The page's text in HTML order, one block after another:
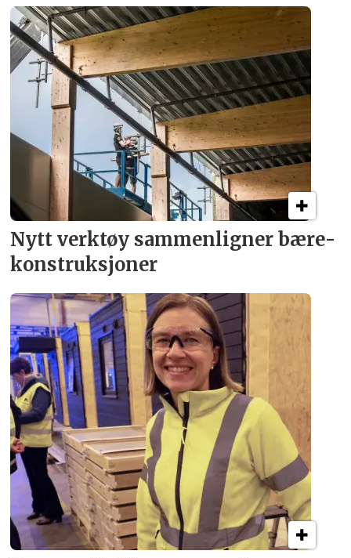
Nytt verktøy sammenligner bære­
konstruksjoner